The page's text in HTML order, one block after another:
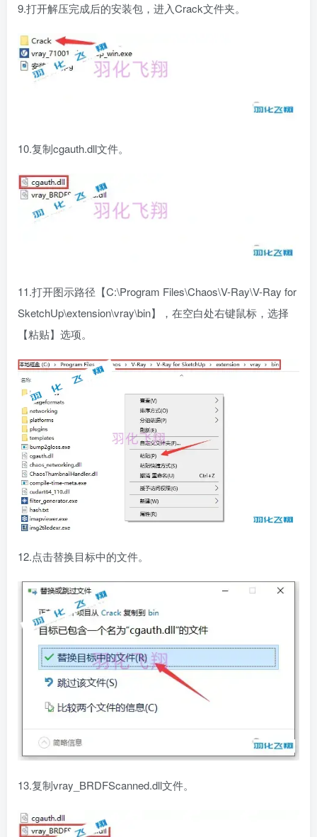
9.打开解压完成后的安装包，进入Crack文件夹。
10.复制cgauth.dll文件。
11.打开图示路径【C:\Program Files\Chaos\V-Ray\V-Ray for
SketchUp\extension\vray\bin】，在空白处右键鼠标，选择
【粘贴】选项。
12.点击替换目标中的文件。
13.复制vray_BRDFScanned.dll文件。